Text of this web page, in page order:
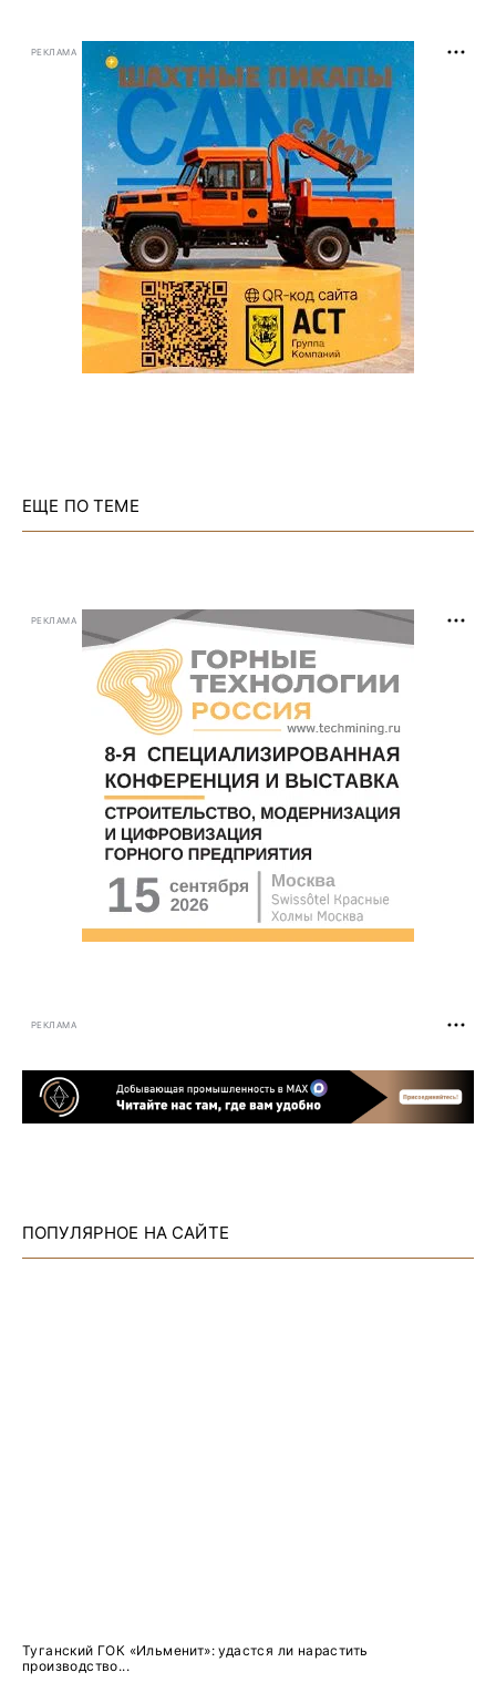
РЕКЛАМА
ЕЩЕ ПО ТЕМЕ
РЕКЛАМА
РЕКЛАМА
ПОПУЛЯРНОЕ НА САЙТЕ
Туганский ГОК «Ильменит»: удастся ли нарастить
производство...